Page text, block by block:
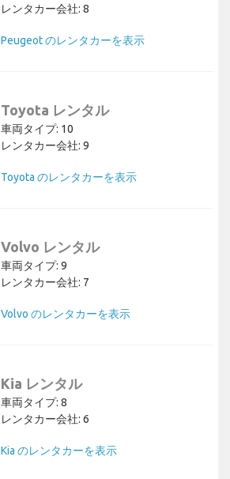
レンタカー会社: 8
Peugeot のレンタカーを表示
Toyota レンタル
車両タイプ: 10
レンタカー会社: 9
Toyota のレンタカーを表示
Volvo レンタル
車両タイプ: 9
レンタカー会社: 7
Volvo のレンタカーを表示
Kia レンタル
車両タイプ: 8
レンタカー会社: 6
Kia のレンタカーを表示